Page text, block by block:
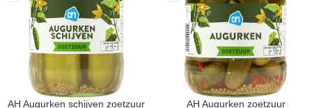
AH Augurken schijven zoetzuur AH Augurken zoetzuur